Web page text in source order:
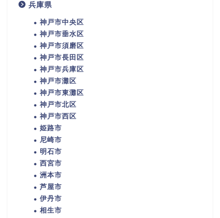
兵庫県
神戸市中央区
神戸市垂水区
神戸市須磨区
神戸市長田区
神戸市兵庫区
神戸市灘区
神戸市東灘区
神戸市北区
神戸市西区
姫路市
尼崎市
明石市
西宮市
洲本市
芦屋市
伊丹市
相生市